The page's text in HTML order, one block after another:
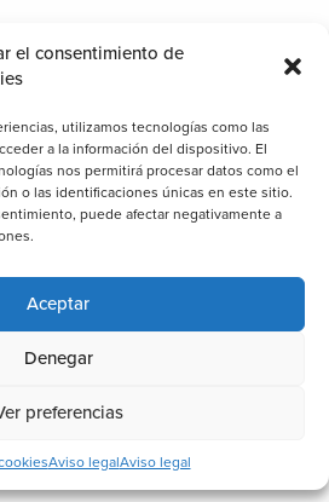
el consentimiento de
utilizamos tecnologías como las
a la información del dispositivo. El
nos permitirá procesar datos como el
o las identificaciones únicas en este sitio.
puede afectar negativamente a
Aceptar
Denegar
preferencias
Aviso legalAviso legal
de terraza de